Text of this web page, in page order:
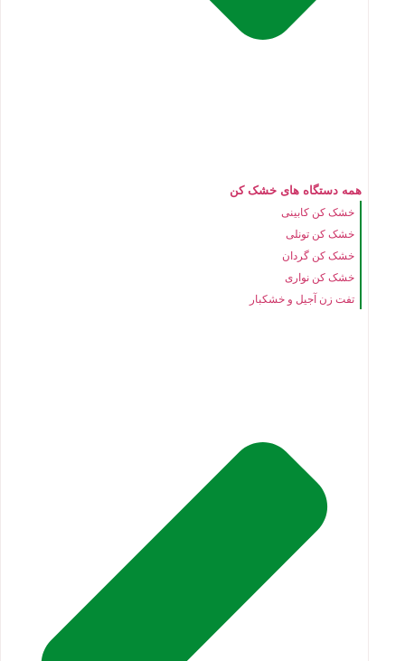
همه دستگاه های خشک کن
خشک کن کابینی
خشک کن تونلی
خشک کن گردان
خشک کن نواری
تفت زن آجیل و خشکبار